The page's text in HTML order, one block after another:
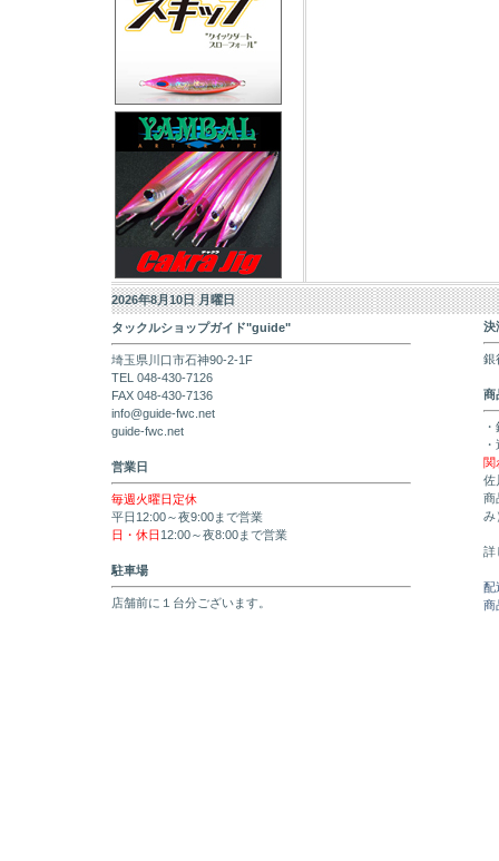
2026年8月10日 月曜日
タックルショップガイド"guide"
埼玉県川口市石神90-2-1F
TEL 048-430-7126
FAX 048-430-7136
info@guide-fwc.net
guide-fwc.net
営業日
毎週火曜日定休
平日12:00～夜9:00まで営業
日・休日 12:00～夜8:00まで営業
駐車場
店舗前に１台分ございます。
決
銀
商
関
佐
商
み
詳
配
商